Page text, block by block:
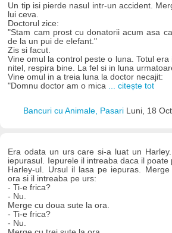
Un tip isi pierde nasul intr-un accident.
lui ceva.
Doctorul zice:
"Stam cam prost cu donatorii acum asa
de la un pui de elefant."
Zis si facut.
Vine omul la control peste o luna. Totul
nitel, respira bine. La fel si in luna
Vine omul in a treia luna la doctor necajit:
"Domnu doctor am o mica
... citește tot
Bancuri cu Animale, Pasari Luni, 18
Era odata un urs care si-a luat un
iepurasul. Iepurele il intreaba daca il poate
Harley-ul. Ursul il lasa pe iepuras.
ora si il intreaba pe urs:
- Ti-e frica?
- Nu.
Merge cu doua sute la ora.
- Ti-e frica?
- Nu.